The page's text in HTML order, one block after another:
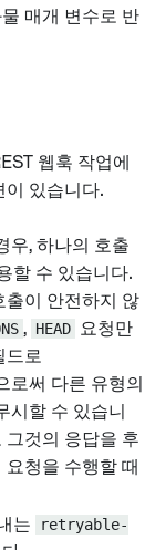
매개 변수로 반
웹훅 작업에
이 있습니다.
우, 하나의 호출
할 수 있습니다.
출이 안전하지 않
, HEAD 요청만
드로
로써 다른 유형의
시할 수 있습니
그것의 응답을 후
청을 수행할 때
는
retryable-